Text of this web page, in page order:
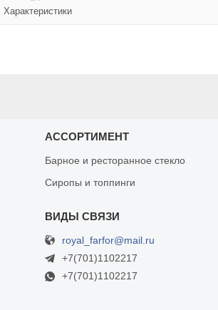
Характеристики
АССОРТИМЕНТ
Барное и ресторанное стекло
Сиропы и топпинги
royal_farfor@mail.ru
+7(701)1102217
+7(701)1102217